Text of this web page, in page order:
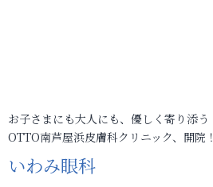
お子さまにも大人にも、優しく寄り添う
OTTO南芦屋浜皮膚科クリニック、開院！
いわみ眼科